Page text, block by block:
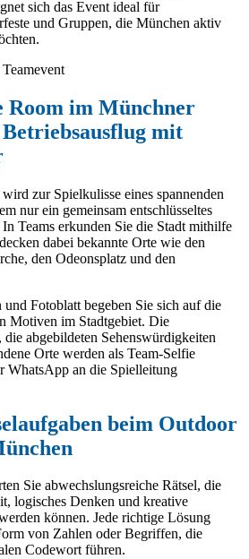
sich das Event ideal für
und Gruppen, die München aktiv
Room im Münchner
mit
zur Spielkulisse eines spannenden
nur ein gemeinsam entschlüsseltes
Teams erkunden Sie die Stadt mithilfe
dabei bekannte Orte wie den
den Odeonsplatz und den
und Fotoblatt begeben Sie sich auf die
Motiven im Stadtgebiet. Die
abgebildeten Sehenswürdigkeiten
Orte werden als Team-Selfie
WhatsApp an die Spielleitung
beim Outdoor
Sie abwechslungsreiche Rätsel, die
logisches Denken und kreative
können. Jede richtige Lösung
von Zahlen oder Begriffen, die
Codewort führen.